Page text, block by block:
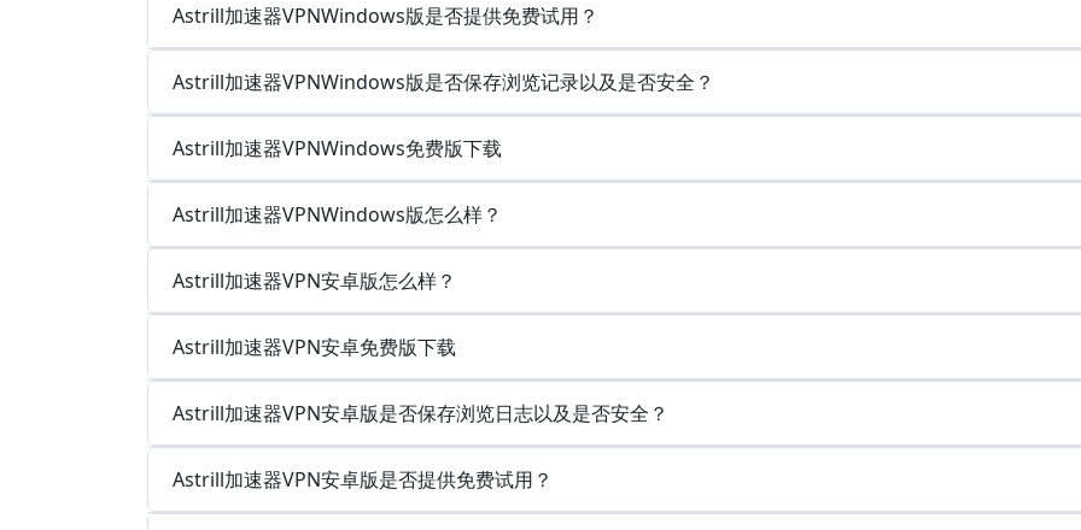
Astrill加速器VPNWindows版是否提供免费试用？
Astrill加速器VPNWindows版是否保存浏览记录以及是否安全？
Astrill加速器VPNWindows免费版下载
Astrill加速器VPNWindows版怎么样？
Astrill加速器VPN安卓版怎么样？
Astrill加速器VPN安卓免费版下载
Astrill加速器VPN安卓版是否保存浏览日志以及是否安全？
Astrill加速器VPN安卓版是否提供免费试用？